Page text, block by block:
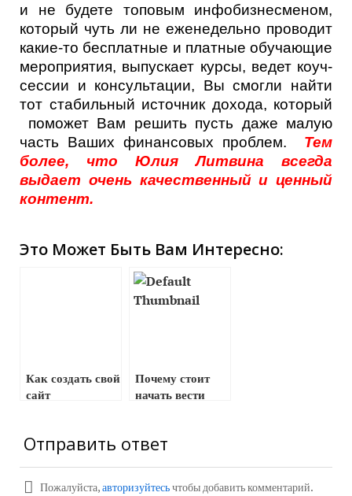
и не будете топовым инфобизнесменом,
который чуть ли не еженедельно проводит
какие-то бесплатные и платные обучающие
мероприятия, выпускает курсы, ведет коуч-
сессии и консультации, Вы смогли найти
тот стабильный источник дохода, который
поможет Вам решить пусть даже малую
часть Ваших финансовых проблем.
Тем
более, что Юлия Литвина всегда
выдает очень качественный и ценный
контент.
Это Может Быть Вам Интересно:
Как создать свой
сайт
Почему стоит
начать вести
Отправить ответ
Пожалуйста,авторизуйтесьчтобы добавить комментарий.